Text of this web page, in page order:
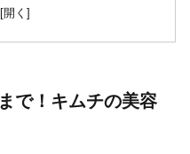
で！キムチの美容